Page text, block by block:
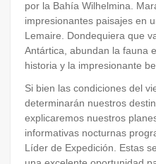
por la Bahía Wilhelmina.
impresionantes paisajes en
Lemaire. Dondequiera que
Antártica, abundan la fauna
historia y la impresionante
Si bien las condiciones del
determinarán nuestros
explicaremos nuestros
informativas nocturnas
Líder de Expedición. Estas